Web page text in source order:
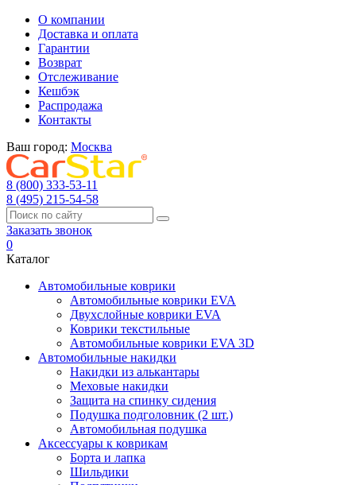
О компании
Доставка и оплата
Гарантии
Возврат
Отслеживание
Кешбэк
Распродажа
Контакты
Ваш город: Москва
8 (800) 333-53-11
8 (495) 215-54-58
Заказать звонок
0
Каталог
Автомобильные коврики
Автомобильные коврики EVA
Двухслойные коврики EVA
Коврики текстильные
Автомобильные коврики EVA 3D
Автомобильные накидки
Накидки из алькантары
Меховые накидки
Защита на спинку сидения
Подушка подголовник (2 шт.)
Автомобильная подушка
Аксессуары к коврикам
Борта и лапка
Шильдики